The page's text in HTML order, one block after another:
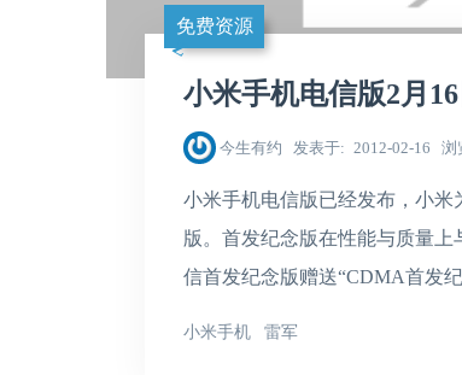
免费资源
小米手机电信版2月
今生有约 发表于 2012-02-16 浏
小米手机电信版已经发布，小米
版。首发纪念版在性能与质量
信首发纪念版赠送“CDMA首发
小米手机 雷军